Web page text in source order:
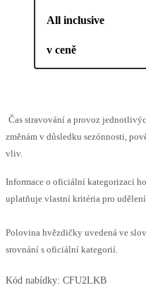
All inclusive
v ceně
Čas stravování a provoz
změnám v důsledku sezónnosti,
vliv.
Informace o oficiální kategorizaci
uplatňuje vlastní kritéria pro
Polovina hvězdičky uvedená ve
srovnání s oficiální kategorií.
Kód nabídky: CFU2LKB